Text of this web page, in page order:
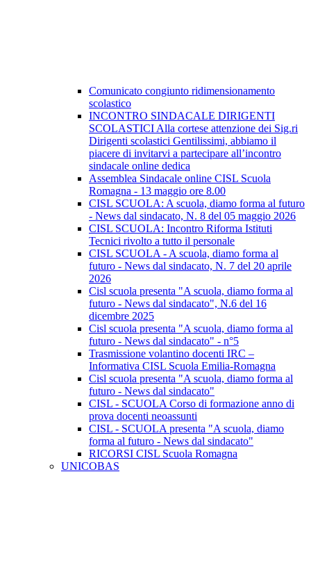
Comunicato congiunto ridimensionamento
scolastico
INCONTRO SINDACALE DIRIGENTI
SCOLASTICI Alla cortese attenzione dei Sig.ri
Dirigenti scolastici Gentilissimi, abbiamo il
piacere di invitarvi a partecipare all’incontro
sindacale online dedica
Assemblea Sindacale online CISL Scuola
Romagna - 13 maggio ore 8.00
CISL SCUOLA: A scuola, diamo forma al futuro
- News dal sindacato, N. 8 del 05 maggio 2026
CISL SCUOLA: Incontro Riforma Istituti
Tecnici rivolto a tutto il personale
CISL SCUOLA - A scuola, diamo forma al
futuro - News dal sindacato, N. 7 del 20 aprile
2026
Cisl scuola presenta "A scuola, diamo forma al
futuro - News dal sindacato", N.6 del 16
dicembre 2025
Cisl scuola presenta "A scuola, diamo forma al
futuro - News dal sindacato" - n°5
Trasmissione volantino docenti IRC –
Informativa CISL Scuola Emilia-Romagna
Cisl scuola presenta "A scuola, diamo forma al
futuro - News dal sindacato"
CISL - SCUOLA Corso di formazione anno di
prova docenti neoassunti
CISL - SCUOLA presenta "A scuola, diamo
forma al futuro - News dal sindacato"
RICORSI CISL Scuola Romagna
UNICOBAS